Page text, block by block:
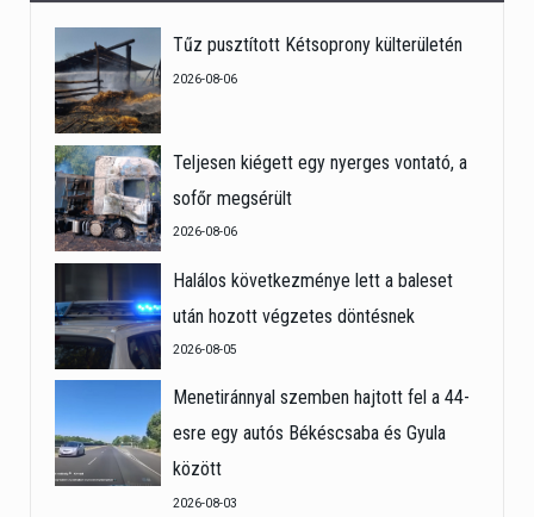
Tűz pusztított Kétsoprony külterületén
2026-08-06
Teljesen kiégett egy nyerges vontató, a
sofőr megsérült
2026-08-06
Halálos következménye lett a baleset
után hozott végzetes döntésnek
2026-08-05
Menetiránnyal szemben hajtott fel a 44-
esre egy autós Békéscsaba és Gyula
között
2026-08-03